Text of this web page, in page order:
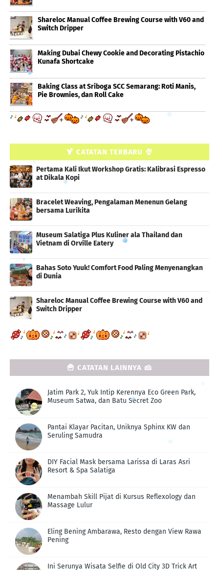
Shareloc Manual Coffee Brewing Course with V60 and
Switch Dripper
Making Dubai Chewy Cookie and Decorating Pistachio
Kunafa Shortcake
Baking Class at Sriboga SCC Semarang: Roti Manis,
Pie Brownies, dan Roll Cake
🍹 CATATAN TERBARU 🍨
Pertama Kali Ikut Workshop Gratis: Kalibrasi Espresso
at Dikala Kopi
Bracelet Weaving, Pengalaman Menenun Gelang
bersama Lurikita
Museum Salatiga Plus Kuliner ala Thailand dan
Vietnam di Orville Eatery
Bahas Soto Yuuk! Comfort Food Paling Menyenangkan
di Dunia
Shareloc Manual Coffee Brewing Course with V60 and
Switch Dripper
🍟 CATATAN LAINNYA 🧀
Jatim Park 2, Yuk Intip Kerennya Eco Green Park,
Museum Satwa, dan Batu Secret Zoo
Pantai Klayar Pacitan, Uniknya Sphinx KW dan
Seruling Samudra
DIY Facial Mask bersama Larissa di Laras Asri
Resort & Spa Salatiga
Menambah Skill Pijat di Kursus Reflexology dan
Massage Lulur
Eling Bening Ambarawa, Resto dengan View Rawa
Pening
Ini Serunya Wisata Selfie di Old City 3D Trick Art